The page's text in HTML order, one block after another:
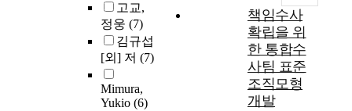
고교,
정웅 (7)
김규섭
[외] 저 (7)
Mimura,
Yukio (6)
책임수사
확립을 위
한 통합수
사팀 표준
조직모형
개발